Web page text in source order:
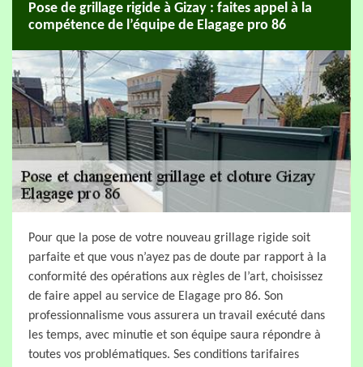
Pose de grillage rigide à Gizay : faites appel à la
compétence de l’équipe de Elagage pro 86
Pour que la pose de votre nouveau grillage rigide soit
parfaite et que vous n’ayez pas de doute par rapport à la
conformité des opérations aux règles de l’art, choisissez
de faire appel au service de Elagage pro 86. Son
professionnalisme vous assurera un travail exécuté dans
les temps, avec minutie et son équipe saura répondre à
toutes vos problématiques. Ses conditions tarifaires